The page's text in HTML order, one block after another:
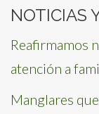
NOTICIAS
Reafirmamos
atención a
Manglares